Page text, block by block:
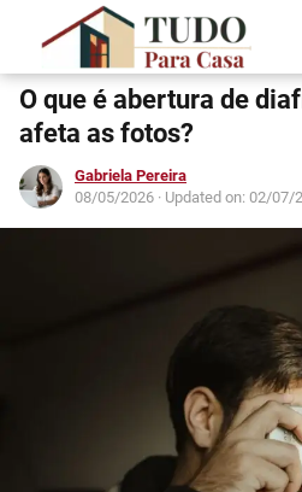
O que é abertura de
afeta as fotos?
Gabriela Pereira
08/05/2026 · Updated on: 02/07/